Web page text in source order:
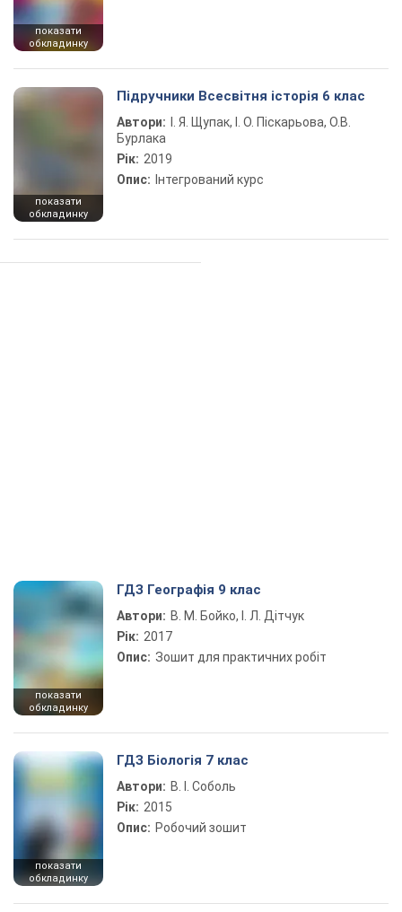
показати
обкладинку
показати
обкладинку
Підручники Всесвітня історія 6 клас
Автори:
І. Я. Щупак, І. О. Піскарьова, О.В.
Бурлака
Рік: 2019
Опис: Інтегрований курс
показати
обкладинку
ГДЗ Географія 9 клас
Автори: В. М. Бойко, І. Л. Дітчук
Рік: 2017
Опис: Зошит для практичних робіт
показати
обкладинку
ГДЗ Біологія 7 клас
Автори: В. І. Соболь
Рік: 2015
Опис: Робочий зошит